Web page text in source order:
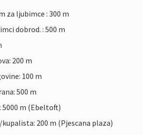
za ljubimce : 300 m
dobrod. : 500 m
200 m
100 m
500 m
5000 m (Ebeltoft)
200 m (Pjescana plaza)